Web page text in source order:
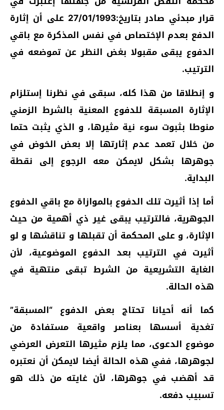
قرار مبدئي صادر بتاريخ:27/01/1993 على أن إثارة
الدفع بعدم الإختصاص في نفس المذكرة مع باقي
الدفوع يبقى مقبولا بغض النظر عن تموضعه في
الترتيب.
و إنطلاقا من هذا كله، سبقى في نظرنا إستلزام
الإثارة المسبقة للدفوع المعنية بالشرط الزمني
منوطا بثبوت سوء نية مثيرها، و الذي يثبت حتما
من خلال تعمد عدم إثارتها إلا بعض الخوض في
جوهرها بشكل لايمكن معه الرجوع إلى نقطة
البداية.
أما إذا أثيرت تلك الدفوع بالموازاة مع باقي الدفوع
الجوهرية، فالترتيب يبقى غير ذي أهمية من حيث
الإثارة، و على المحكمة أن تقبلها و تناقشها و لو
أثيرت في الترتيب بعد الدفوع الموضوعية، لأن
الغاية التشريعية من الشرط تبقى منتهية في
هذه الحالة.
كما أنه أحيانا تحتاج بعض الدفوع “المسبقة”
تغدية أسسها بعناصر واقعية مستفادة من
موضوع الدعوى، مما يلزم مثيرها التعرض العرضي
لجوهرها، ففي هذه الحالة أيضا لايمكن أن نعتبره
قد أهضب في جوهرها، لأن غايته من ذلك هو
تسبيب دفعه.